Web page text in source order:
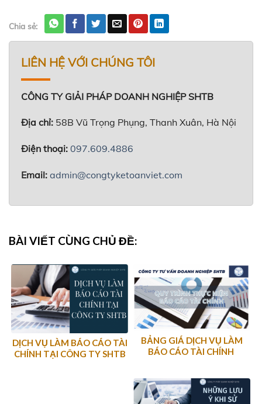
Chia sẻ:
LIÊN HỆ VỚI CHÚNG TÔI
CÔNG TY GIẢI PHÁP DOANH NGHIỆP SHTB
Địa chỉ: 58B Vũ Trọng Phụng, Thanh Xuân, Hà Nội
Điện thoại: 097.609.4886
Email: admin@congtyketoanviet.com
BÀI VIẾT CÙNG CHỦ ĐỀ:
DỊCH VỤ LÀM BÁO CÁO TÀI
CHÍNH TẠI CÔNG TY SHTB
BẢNG GIÁ DỊCH VỤ LÀM
BÁO CÁO TÀI CHÍNH